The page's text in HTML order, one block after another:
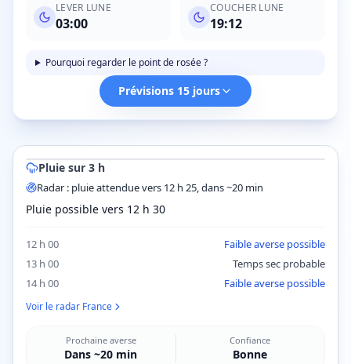
LEVER LUNE
03:00
COUCHER LUNE
19:12
Pourquoi regarder le point de rosée ?
Prévisions 15 jours
PayerneBienne
Montbéliard
Besançon
Le Locle
Radar pluie · Le Locle
dans 20 min (10 h 25) · prévision
Pluie sur 3 h
Radar : pluie attendue vers 12 h 25, dans ~20 min
Pluie possible vers 12 h 30
12 h 00
Faible averse possible
13 h 00
Temps sec probable
14 h 00
Faible averse possible
Voir le radar France
Prochaine averse
Dans ~20 min
Confiance
Bonne